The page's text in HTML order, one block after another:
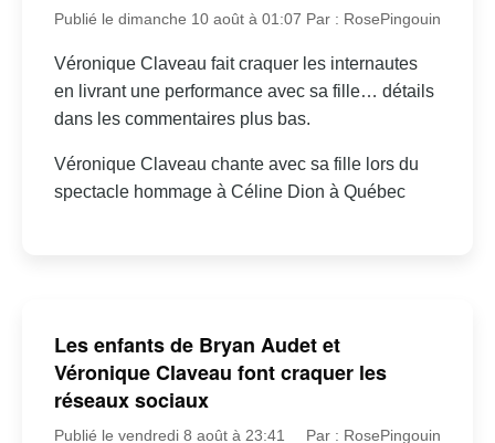
Publié le dimanche 10 août à 01:07 Par : RosePingouin
Véronique Claveau fait craquer les internautes
en livrant une performance avec sa fille… détails
dans les commentaires plus bas.
Véronique Claveau chante avec sa fille lors du
spectacle hommage à Céline Dion à Québec
Les enfants de Bryan Audet et
Véronique Claveau font craquer les
réseaux sociaux
Publié le vendredi 8 août à 23:41 Par : RosePingouin